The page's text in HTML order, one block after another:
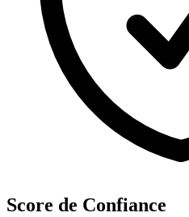
Score de Confiance